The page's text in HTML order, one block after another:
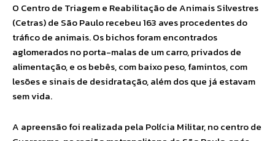
O Centro de Triagem e Reabilitação de Animais Silvestres
(Cetras) de São Paulo recebeu 163 aves procedentes do
tráfico de animais. Os bichos foram encontrados
aglomerados no porta-malas de um carro, privados de
alimentação, e os bebês, com baixo peso, famintos, com
lesões e sinais de desidratação, além dos que já estavam
sem vida.
A apreensão foi realizada pela Polícia Militar, no centro de